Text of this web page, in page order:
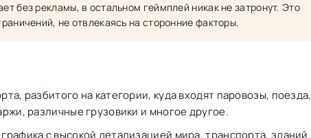
без рекламы, в остальном геймплей никак не затронут. Это
не отвлекаясь на сторонние факторы.
разбитого на категории, куда входят паровозы, поезда,
различные грузовики и многое другое.
с высокой детализацией мира, транспорта, зданий,